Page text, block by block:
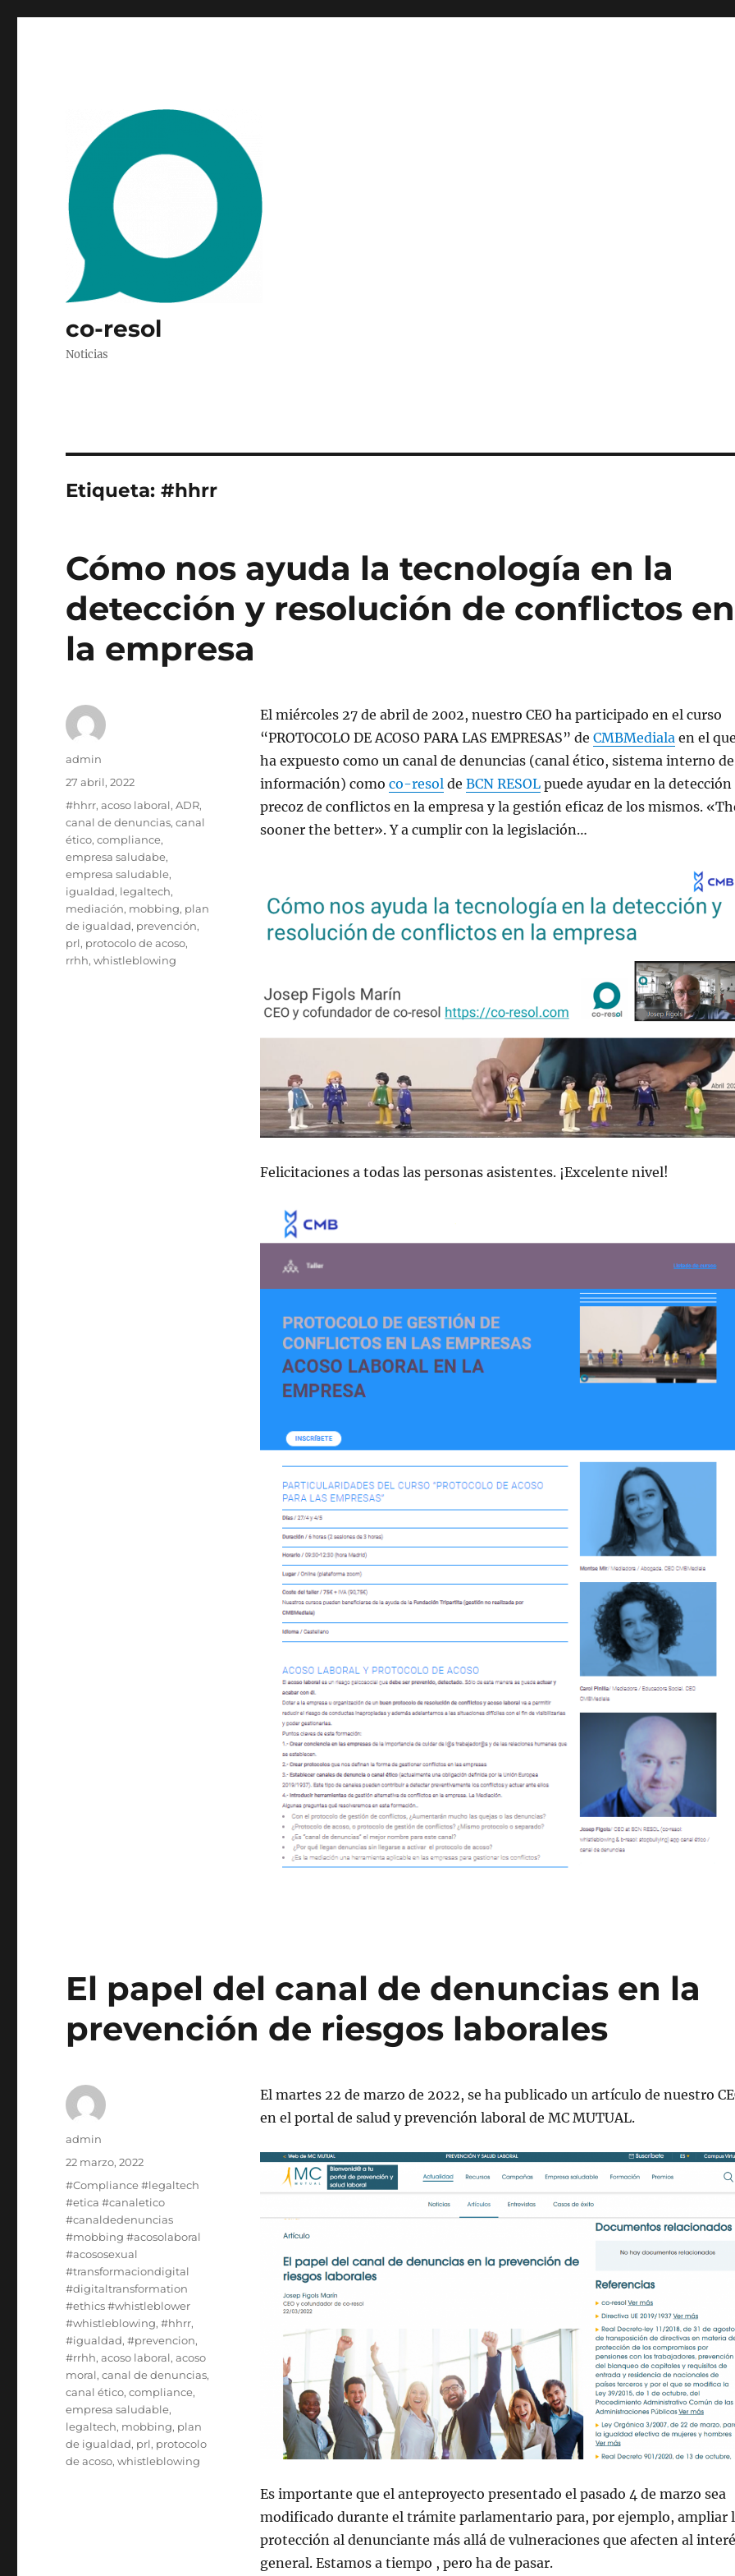
co-resol
Noticias
Etiqueta:#hhrr
Cómo nos ayuda la tecnología en la
detección y resolución de conflictos en
la empresa
El miércoles 27 de abril de 2002, nuestro CEO ha participado en el curso
“PROTOCOLO DE ACOSO PARA LAS EMPRESAS” de CMBMedialaen el
ha expuesto como un canal de denuncias (canal ético, sistema interno de
información) como co-resolde BCN RESOLpuede ayudar en la detección
precoz de conflictos en la empresa y la gestión eficaz de los mismos.
sooner the better». Y a cumplir con la legislación…
Felicitaciones a todas las personas asistentes. ¡Excelente nivel!
Autor
admin
Publicado
el
27 abril, 2022
Etiquetas
#hhrr,acoso laboral,ADR,
canal de denuncias,canal
ético,compliance,
empresa saludabe,
empresa saludable,
igualdad, legaltech,
mediación, mobbing, plan
de igualdad, prevención,
prl, protocolo de acoso,
rrhh,whistleblowing
El papel del canal de denuncias en la
prevención de riesgos laborales
El martes 22 de marzo de 2022, se ha publicado un artículo de nuestro
en el portal de salud y prevención laboral de MC MUTUAL.
Es importante que el anteproyecto presentado el pasado 4 de marzo sea
modificado durante el trámite parlamentario para, por ejemplo, ampliar
protección al denunciante más allá de vulneraciones que afecten al
general. Estamos a tiempo , pero ha de pasar.
Autor
admin
Publicado
22 marzo, 2022
Etiquetas
#Compliance #legaltech
#etica #canaletico
#canaldedenuncias
#mobbing #acosolaboral
#acososexual
#transformaciondigital
#digitaltransformation
#ethics #whistleblower
#whistleblowing,#hhrr,
#igualdad,#prevencion,
#rrhh,acoso laboral,acoso
moral,canal de denuncias,
canal ético,compliance,
empresa saludable,
legaltech, mobbing, plan
de igualdad, prl, protocolo
de acoso,whistleblowing